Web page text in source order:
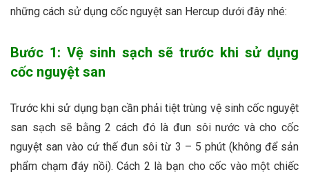
những cách sử dụng cốc nguyệt san Hercup dưới đây nhé:
Bước 1: Vệ sinh sạch sẽ trước khi sử dụng
cốc nguyệt san
Trước khi sử dụng bạn cần phải tiệt trùng vệ sinh cốc nguyệt
san sạch sẽ bằng 2 cách đó là đun sôi nước và cho cốc
nguyệt san vào cứ thế đun sôi từ 3 – 5 phút (không để sản
phẩm chạm đáy nồi). Cách 2 là bạn cho cốc vào một chiếc